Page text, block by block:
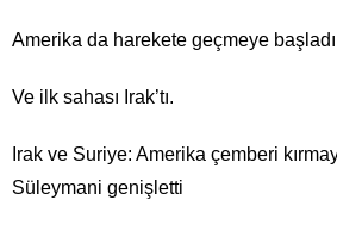
Amerika da harekete geçmeye
Ve ilk sahası Irak’tı.
Irak ve Suriye: Amerika çemberi
Süleymani genişletti